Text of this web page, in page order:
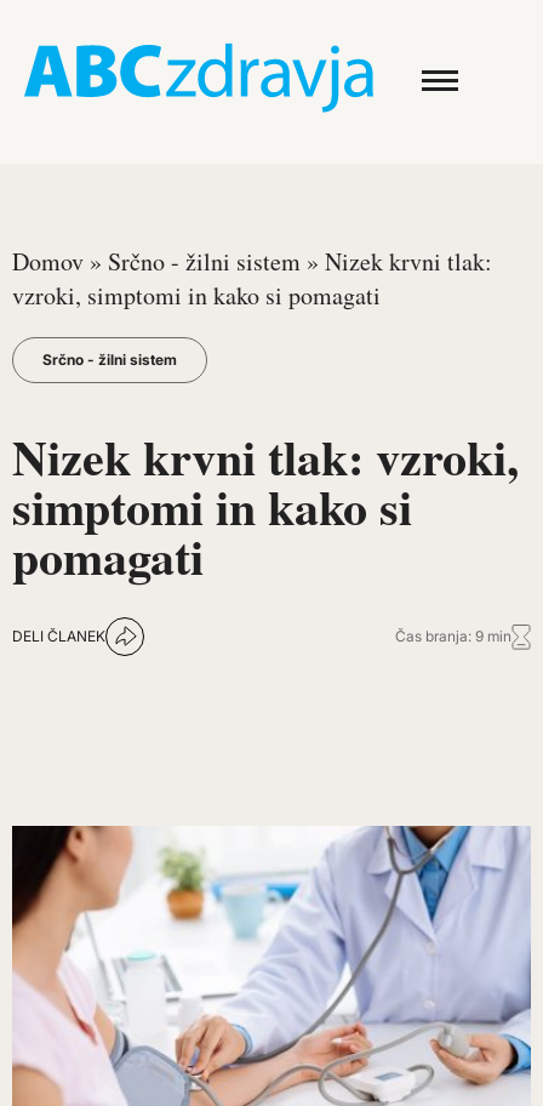
Domov » Srčno - žilni sistem » Nizek krvni tlak:
vzroki, simptomi in kako si pomagati
Srčno - žilni sistem
Nizek krvni tlak: vzroki,
simptomi in kako si
pomagati
DELI ČLANEK Čas branja: 9 min